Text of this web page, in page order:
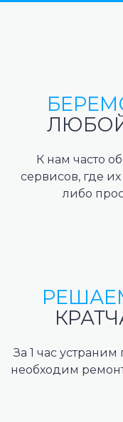
К нам часто
сервисов, где
либо
За 1 час
необходим